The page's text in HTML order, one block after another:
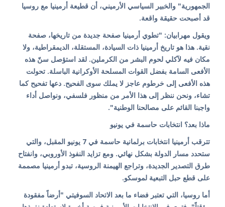
الجمهورية" والخبير السياسي الأرميني، أن قطيعة أرمينيا مع روسيا
قد أصبحت حقيقة واقعة.
ويقول مهرابيان: "تطوي أرمينيا صفحة جديدة من تاريخها، صفحة
نقية. هذا هو تاريخ أرمينيا ذات السيادة، المستقلة، الديمقراطية، ولا
مكان فيه لآكلي لحوم البشر من الكرملين. لقد استؤصل سنّ هذه
الأفعى السامة بفضل القوات المسلحة الأوكرانية الباسلة. تحولت
هذه الأفعى إلى خرطوم عاجز لا يملك سوى الفحيح. دعها تفحيح كما
تشاء، ونحن ننظر إلى هذا الأمر من منظور فلسفي، ونواصل أداء
واجبنا القائم على مصالحنا الوطنية".
ماذا بعد؟ انتخابات حاسمة في يونيو
تترقب أرمينيا انتخابات برلمانية حاسمة في 7 يونيو المقبل، والتي
ستحدد مسار الدولة بشكل نهائي. ومع تزايد النفوذ الأوروبي، وانفتاح
طرق التصدير الجديدة، وتراجع الهيمنة الروسية، تبدو أرمينيا مصممة
على قطع حبل التبعية لموسكو.
أما روسيا، التي تعتبر فضاء ما بعد الاتحاد السوفيتي "أرضاً مفقودة